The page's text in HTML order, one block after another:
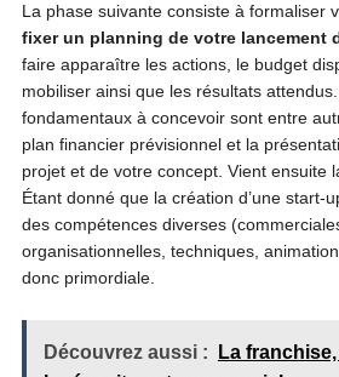
La phase suivante consiste à formaliser
fixer un planning de votre lancement
faire apparaître les actions, le budget
mobiliser ainsi que les résultats
fondamentaux à concevoir sont entre
plan financier prévisionnel et la
projet et de votre concept. Vient ensuite
Étant donné que la création d’une start-
des compétences diverses
organisationnelles, techniques,
donc primordiale.
Découvrez aussi :
La